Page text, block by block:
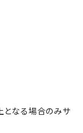
なる場合のみサ